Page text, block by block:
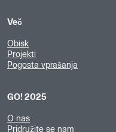
Več
Obisk
Projekti
Pogosta vprašanja
GO! 2025
O nas
Pridružite se nam